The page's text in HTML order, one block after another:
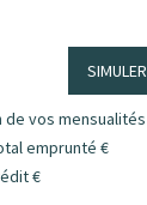
SIMULER
de vos mensualités
emprunté €
€